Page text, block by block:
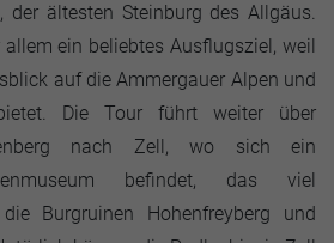
, der ältesten Steinburg des Allgäus.
ein beliebtes Ausflugsziel, weil
auf die Ammergauer Alpen und
Die Tour führt weiter über
nach Zell, wo sich ein
befindet, das viel
Burgruinen Hohenfreyberg und